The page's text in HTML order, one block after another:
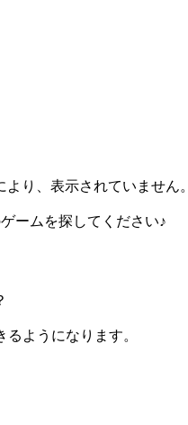
り、表示されていません。
ームを探してください♪
ようになります。